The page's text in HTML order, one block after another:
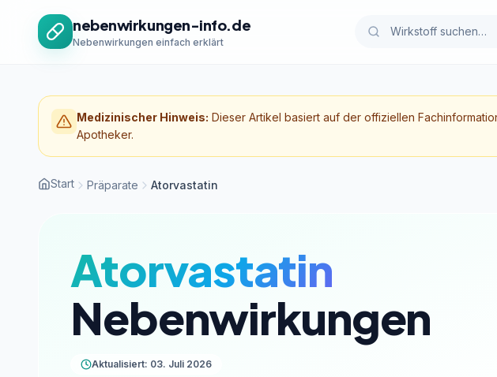
nebenwirkungen-info.de
Nebenwirkungen einfach erklärt
Medizinischer Hinweis: Dieser Artikel basiert auf der offiziellen
Apotheker.
Start Präparate Atorvastatin
Atorvastatin
Nebenwirkungen
Aktualisiert: 03. Juli 2026